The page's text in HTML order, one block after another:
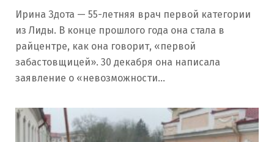
Ирина Здота — 55-летняя врач первой категории
из Лиды. В конце прошлого года она стала в
райцентре, как она говорит, «первой
забастовщицей». 30 декабря она написала
заявление о «невозможности…